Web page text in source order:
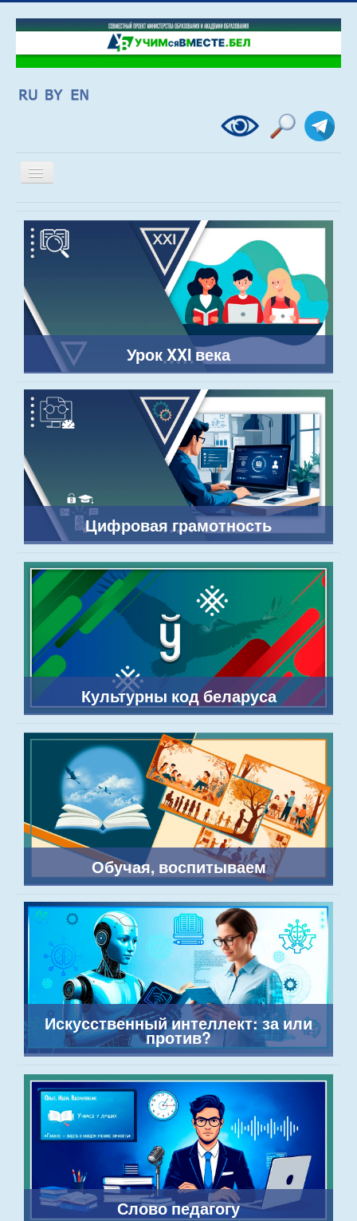
Включить/
выключить
Урок XXI века
Цифровая грамотность
Культурны код беларуса
Обучая, воспитываем
Искусственный интеллект: за или
против?
Слово педагогу